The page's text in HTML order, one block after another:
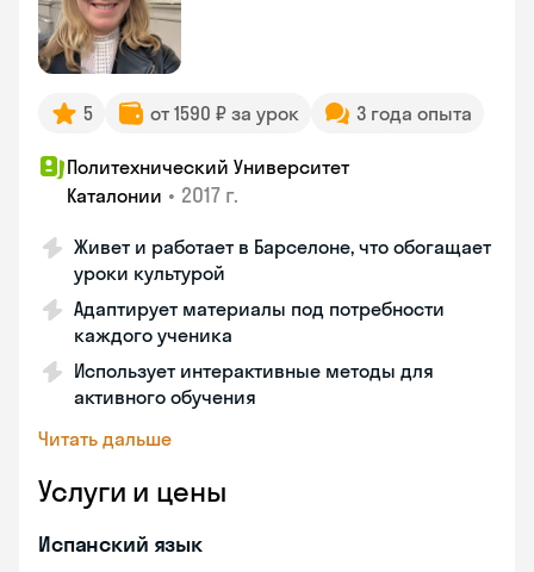
5 от 1590 ₽ за урок 3 года опыта
Политехнический Университет
Каталонии • 2017 г.
Живет и работает в Барселоне, что обогащает
уроки культурой
Адаптирует материалы под потребности
каждого ученика
Использует интерактивные методы для
активного обучения
Читать дальше
Услуги и цены
Испанский язык